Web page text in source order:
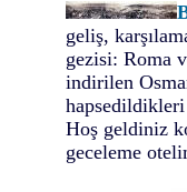
geliş,
gezisi: Roma
indirilen
Hoş geldiniz
geceleme